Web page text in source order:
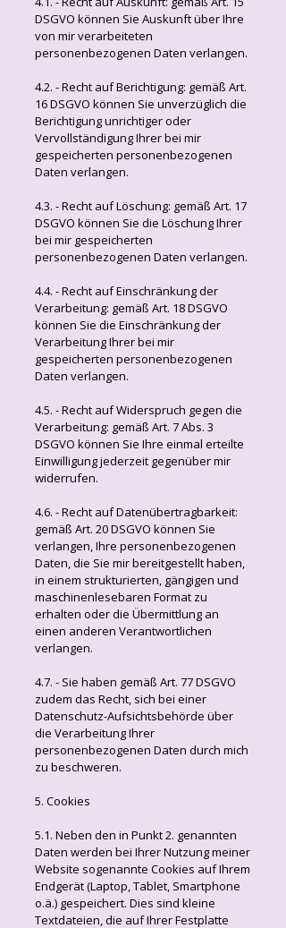
DSGVO können Sie Auskunft über Ihre
von mir verarbeiteten
personenbezogenen Daten verlangen.
4.2. - Recht auf Berichtigung: gemäß Art.
16 DSGVO können Sie unverzüglich die
Berichtigung unrichtiger oder
Vervollständigung Ihrer bei mir
gespeicherten personenbezogenen
Daten verlangen.
4.3. - Recht auf Löschung: gemäß Art. 17
DSGVO können Sie die Löschung Ihrer
bei mir gespeicherten
personenbezogenen Daten verlangen.
4.4. - Recht auf Einschränkung der
Verarbeitung: gemäß Art. 18 DSGVO
können Sie die Einschränkung der
Verarbeitung Ihrer bei mir
gespeicherten personenbezogenen
Daten verlangen.
4.5. - Recht auf Widerspruch gegen die
Verarbeitung: gemäß Art. 7 Abs. 3
DSGVO können Sie Ihre einmal erteilte
Einwilligung jederzeit gegenüber mir
widerrufen.
4.6. - Recht auf Datenübertragbarkeit:
gemäß Art. 20 DSGVO können Sie
verlangen, Ihre personenbezogenen
Daten, die Sie mir bereitgestellt haben,
in einem strukturierten, gängigen und
maschinenlesebaren Format zu
erhalten oder die Übermittlung an
einen anderen Verantwortlichen
verlangen.
4.7. - Sie haben gemäß Art. 77 DSGVO
zudem das Recht, sich bei einer
Datenschutz-Aufsichtsbehörde über
die Verarbeitung Ihrer
personenbezogenen Daten durch mich
zu beschweren.
5. Cookies
5.1. Neben den in Punkt 2. genannten
Daten werden bei Ihrer Nutzung meiner
Website sogenannte Cookies auf Ihrem
Endgerät (Laptop, Tablet, Smartphone
o.ä.) gespeichert. Dies sind kleine
Textdateien, die auf Ihrer Festplatte